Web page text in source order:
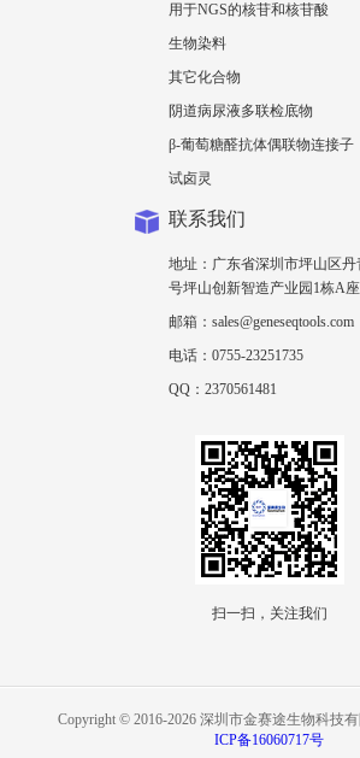
用于NGS的核苷和核苷酸
生物染料
其它化合物
阴道病尿液多联检底物
β-葡萄糖醛抗体偶联物连接子
试卤灵
联系我们
地址：广东省深圳市坪山区丹
号坪山创新智造产业园1栋A
邮箱：sales@geneseqtools.com
电话：0755-23251735
QQ：2370561481
扫一扫，关注我们
Copyright © 2016-2026 深圳市金赛途生物科技
ICP备16060717号